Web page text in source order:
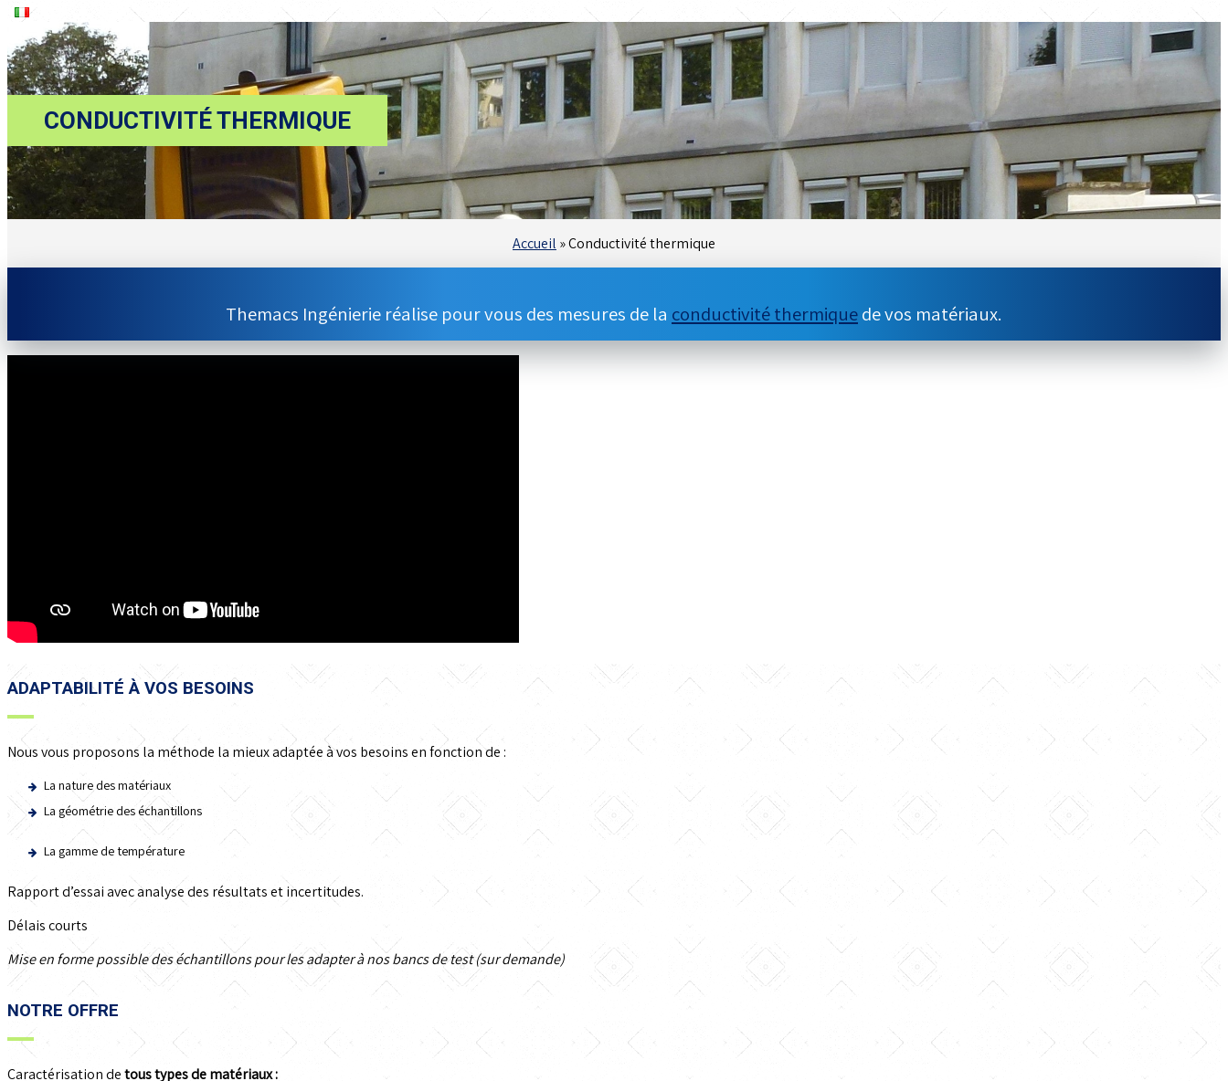
CONDUCTIVITÉTHERMIQUE
Accueil »Conductivité thermique
Themacs Ingénierie réalise pour vous des mesures de la conductivité thermiquede vos matériaux.
ADAPTABILITÉ À VOS BESOINS
Nous vous proposons la méthode la mieux adaptée à vos besoins en fonction de :
La nature des matériaux
La géométrie des échantillons
La gamme de température
Rapport d’essai avec analyse des résultats et incertitudes.
Délais courts
Mise en forme possible des échantillons pour les adapter à nos bancs de test (sur demande)
NOTRE OFFRE
Caractérisation detous types de matériaux :